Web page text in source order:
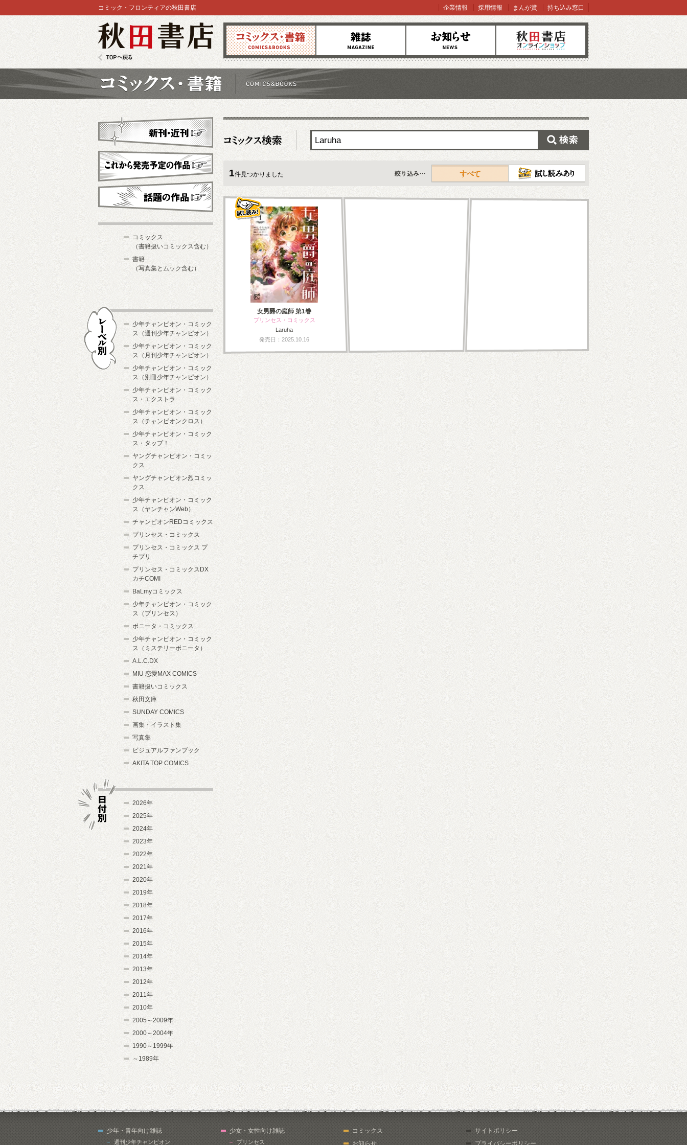
コミックス 雑誌 お知らせ オンラインショップ
コミック・フロンティアの秋田書店 企業情報 採用情報 まんが賞 持ち込み窓口
1件見つかりました
すべて
女男爵の庭師 第1巻
プリンセス・コミックス
Laruha
発売日：2025.10.16
新刊・近刊
これから発売予定
コミックス
（書籍扱いコミックス含む）
書籍
（写真集とムック含む）
少年チャンピオン・コミック
ス（週刊少年チャンピオン）
少年チャンピオン・コミック
ス（月刊少年チャンピオン）
少年チャンピオン・コミック
ス（別冊少年チャンピオン）
少年チャンピオン・コミック
ス・エクストラ
少年チャンピオン・コミック
ス（チャンピオンクロス）
少年チャンピオン・コミック
ス・タップ！
ヤングチャンピオン・コミッ
クス
ヤングチャンピオン烈コミッ
クス
少年チャンピオン・コミック
ス（ヤンチャンWeb）
チャンピオンREDコミックス
プリンセス・コミックス
プリンセス・コミックス プ
チプリ
プリンセス・コミックスDX
カチCOMI
BaLmyコミックス
少年チャンピオン・コミック
ス（プリンセス）
ボニータ・コミックス
少年チャンピオン・コミック
ス（ミステリーボニータ）
A.L.C.DX
MIU 恋愛MAX COMICS
書籍扱いコミックス
秋田文庫
SUNDAY COMICS
画集・イラスト集
写真集
ビジュアルファンブック
AKITA TOP COMICS
2026年
2025年
2024年
2023年
2022年
2021年
2020年
2019年
2018年
2017年
2016年
2015年
2014年
2013年
2012年
2011年
2010年
2005～2009年
2000～2004年
1990～1999年
～1989年
少年・青年向け雑誌
週刊少年チャンピオン
少女・女性向け雑誌
プリンセス
コミックス
お知らせ
サイトポリシー
プライバシーポリシー